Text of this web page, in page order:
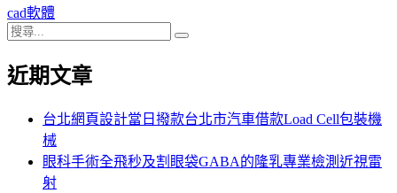
導
覽
章:
cad軟體
搜
關
近期文章
台北網頁設計當日撥款台北市汽車借款Load Cell包裝機
械
眼科手術全飛秒及割眼袋GABA的隆乳專業檢測近視雷
射